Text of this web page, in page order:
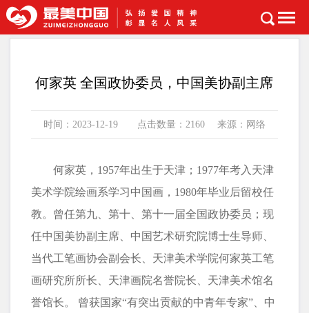
首页 >书画名家
何家英 全国政协委员，中国美协副主席
时间：2023-12-19 点击数量：2160 来源：网络
何家英，1957年出生于天津；1977年考入天津
美术学院绘画系学习中国画，1980年毕业后留校任
教。曾任第九、第十、第十一届全国政协委员；现
任中国美协副主席、中国艺术研究院博士生导师、
当代工笔画协会副会长、天津美术学院何家英工笔
画研究所所长、天津画院名誉院长、天津美术馆名
誉馆长。 曾获国家“有突出贡献的中青年专家”、中